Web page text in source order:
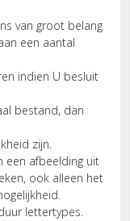
van groot belang
een aantal
indien U besluit
bestand, dan
zijn.
een afbeelding uit
ook alleen het
lettertypes.